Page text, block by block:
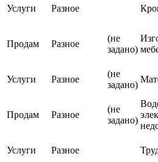
Услуги Разное
Продам Разное
(не
задано)
Услуги Разное
(не
задано)
Продам Разное
(не
задано)
Услуги Разное